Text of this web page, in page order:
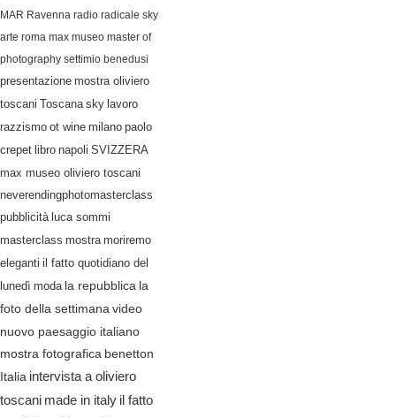
MAR Ravenna radio radicale sky
arte roma max museo master of
photography settimio benedusi
presentazione mostra oliviero
toscani
Toscana sky lavoro
razzismo ot wine milano paolo
crepet libro napoli SVIZZERA
max museo oliviero toscani
neverendingphotomasterclass
pubblicità luca sommi
masterclass mostra moriremo
eleganti il fatto quotidiano del
lunedì moda la repubblica la
foto della settimana video
nuovo paesaggio italiano
mostra fotografica benetton
Italia intervista a oliviero
toscani made in italy il fatto